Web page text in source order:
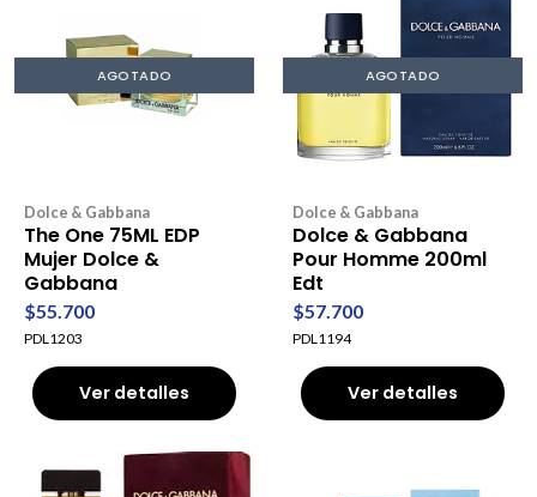
AGOTADO
Dolce & Gabbana
The One 75ML EDP
Mujer Dolce &
Gabbana
$55.700
PDL1203
Ver detalles
AGOTADO
Dolce & Gabbana
Dolce & Gabbana
Pour Homme 200ml
Edt
$57.700
PDL1194
Ver detalles